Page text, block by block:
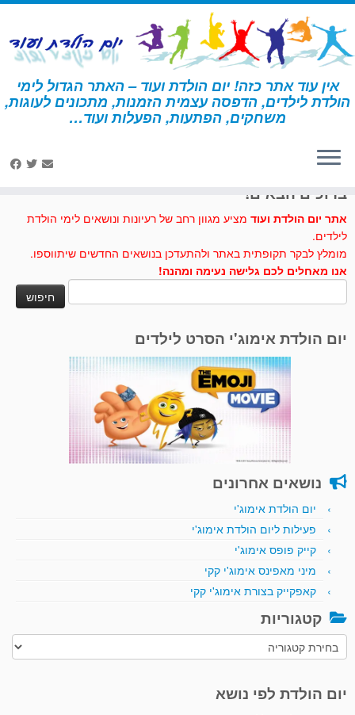
דלג
לתוכן
אין עוד אתר כזה! יום הולדת ועוד – האתר הגדול לימי
הולדת לילדים, הדפסה עצמית הזמנות, מתכונים לעוגות,
משחקים, הפתעות, הפעלות ועוד… דף הבית » יצירה » יונת השלום
ברוכים הבאים!
אתר יום הולדת ועוד מציע מגוון רחב של רעיונות ונושאים לימי הולדת
לילדים.
מומלץ לבקר תקופתית באתר ולהתעדכן בנושאים החדשים שיתווספו.
אנו מאחלים לכם גלישה נעימה ומהנה!
יום הולדת אימוג'י הסרט לילדים
נושאים אחרונים
יום הולדת אימוג'י
פעילות ליום הולדת אימוג'י
קייק פופס אימוג'י
מיני מאפינס אימוג'י קקי
קאפקייק בצורת אימוג'י קקי
קטגוריות
קטגוריות
יום הולדת לפי נושא